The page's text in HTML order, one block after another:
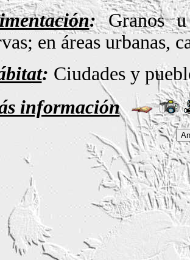
:Granos u
en áreas urbanas,
: Ciudades y
información